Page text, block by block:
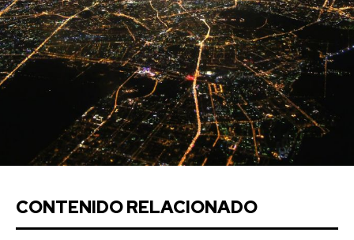
CONTENIDO RELACIONADO